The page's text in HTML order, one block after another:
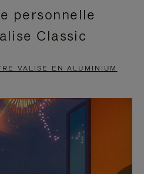
personnelle
Classic
VALISE EN ALUMINIUM